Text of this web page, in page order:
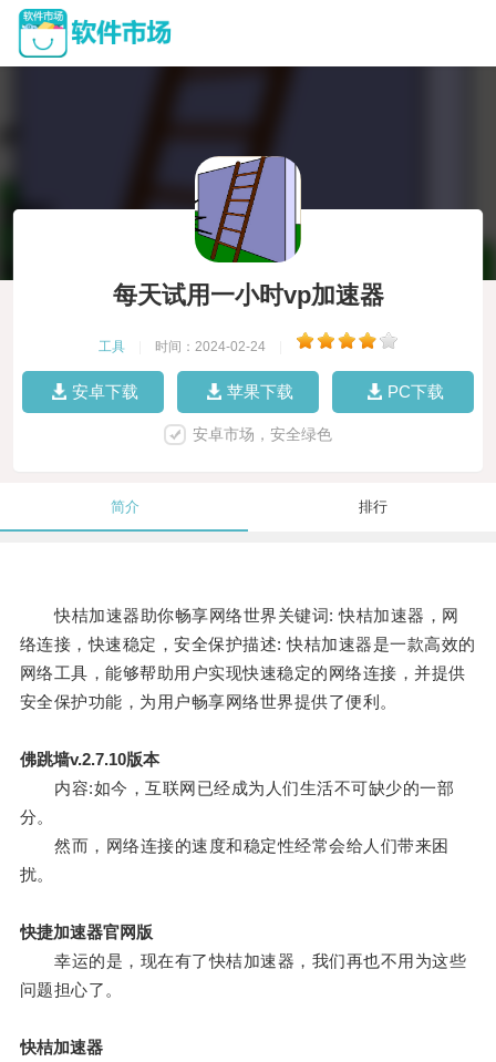
每天试用一小时vp加速器
工具 时间：2024-02-24
安卓下载 苹果下载 PC下载
安卓市场，安全绿色
简介 排行
快桔加速器助你畅享网络世界关键词: 快桔加速器，网
络连接，快速稳定，安全保护描述: 快桔加速器是一款高效的
网络工具，能够帮助用户实现快速稳定的网络连接，并提供
安全保护功能，为用户畅享网络世界提供了便利。
佛跳墙v.2.7.10版本
内容:如今，互联网已经成为人们生活不可缺少的一部
分。
然而，网络连接的速度和稳定性经常会给人们带来困
扰。
快捷加速器官网版
幸运的是，现在有了快桔加速器，我们再也不用为这些
问题担心了。
快桔加速器